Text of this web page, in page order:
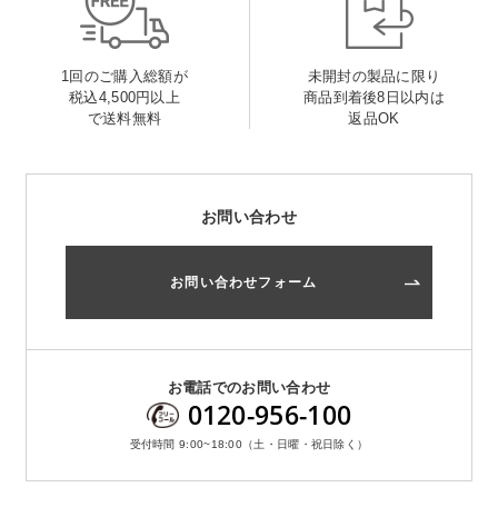
1回のご購入総額が
税込4,500円以上
で送料無料
未開封の製品に限り
商品到着後8日以内は
返品OK
お問い合わせ
お問い合わせフォーム
お電話でのお問い合わせ
0120-956-100
受付時間 9:00~18:00（土・日曜・祝日除く）